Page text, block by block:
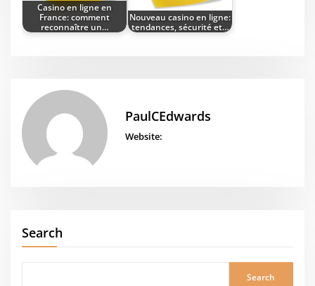
Casino en ligne en
France: comment
reconnaître un…
Nouveau casino en ligne:
tendances, sécurité et…
PaulCEdwards
Website:
Search
Search